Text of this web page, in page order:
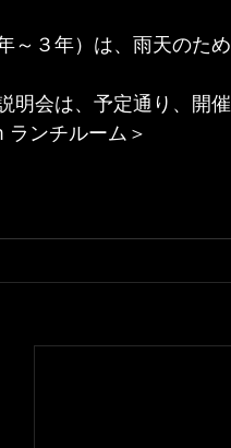
～３年）は、雨天のた
明会は、予定通り、開催
ンチルーム＞